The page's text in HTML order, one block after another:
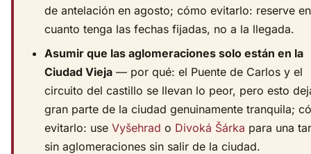
de antelación en agosto; cómo evitarlo: reserve en
cuanto tenga las fechas fijadas, no a la llegada.
Asumir que las aglomeraciones solo están en la
Ciudad Vieja — por qué: el Puente de Carlos y el
circuito del castillo se llevan lo peor, pero esto
gran parte de la ciudad genuinamente tranquila;
evitarlo: use Vyšehrad o Divoká Šárka para una
sin aglomeraciones sin salir de la ciudad.